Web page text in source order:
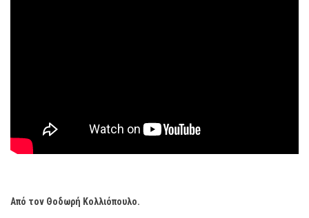
Από τον Θοδωρή Κολλιόπουλο.